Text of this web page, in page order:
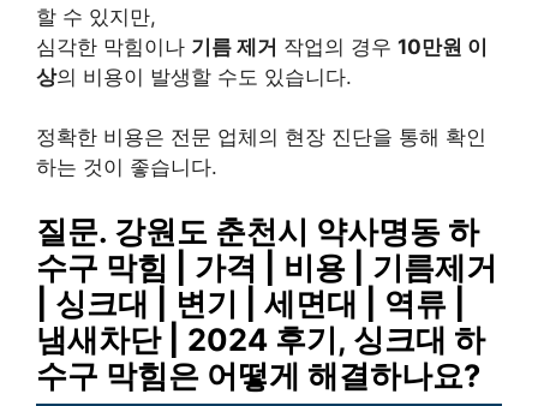
할 수 있지만,
심각한 막힘이나 기름 제거 작업의 경우 10만원 이
상의 비용이 발생할 수도 있습니다.
정확한 비용은 전문 업체의 현장 진단을 통해 확인
하는 것이 좋습니다.
질문. 강원도 춘천시 약사명동 하
수구 막힘 | 가격 | 비용 | 기름제거
| 싱크대 | 변기 | 세면대 | 역류 |
냄새차단 | 2024 후기, 싱크대 하
수구 막힘은 어떻게 해결하나요?